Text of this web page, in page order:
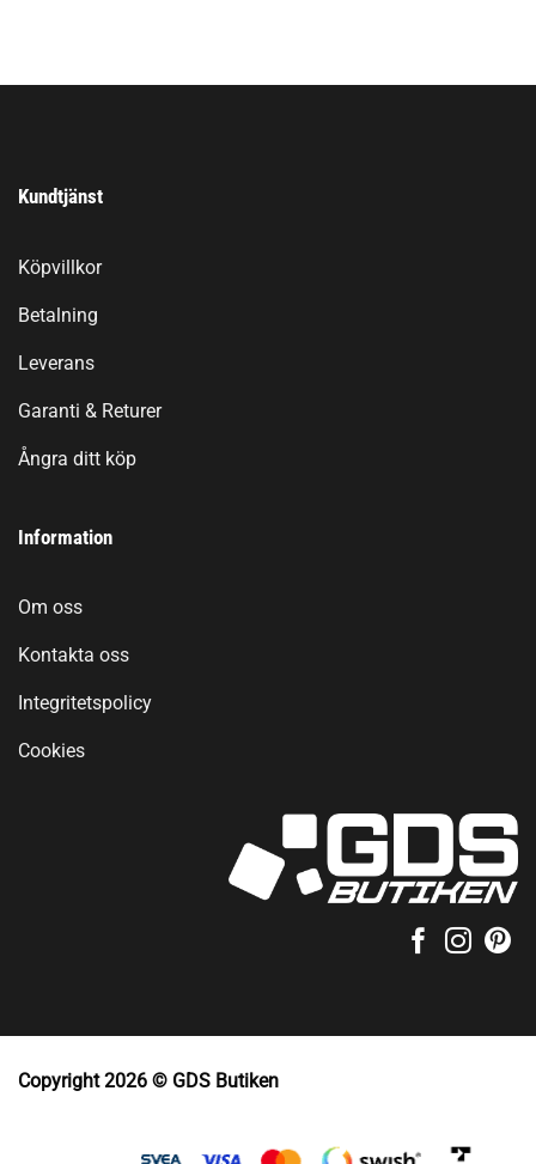
Kundtjänst
Köpvillkor
Betalning
Leverans
Garanti & Returer
Ångra ditt köp
Information
Om oss
Kontakta oss
Integritetspolicy
Cookies
Copyright 2026 © GDS Butiken